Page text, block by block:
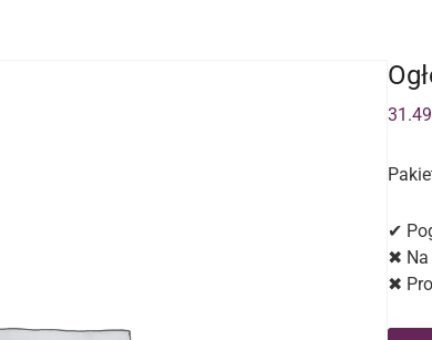
31.49
✔
✖
✖